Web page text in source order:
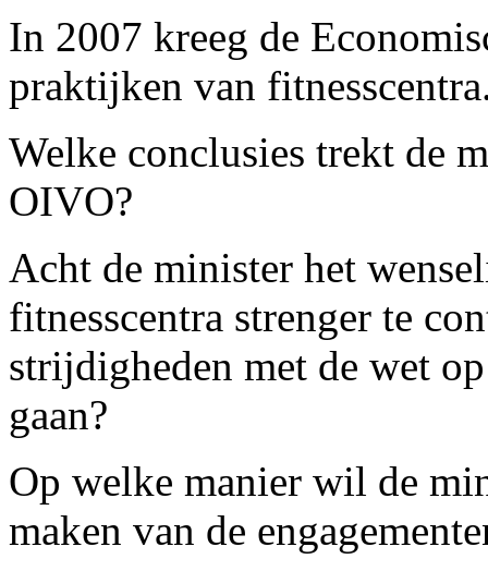
In 2007 kreeg de
praktijken van
Welke conclusies trekt de
OIVO?
Acht de minister het
fitnesscentra strenger te
strijdigheden met de wet
gaan?
Op welke manier wil de
maken van de